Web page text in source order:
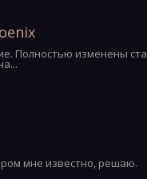
Полностью изменены
мне известно, решаю.